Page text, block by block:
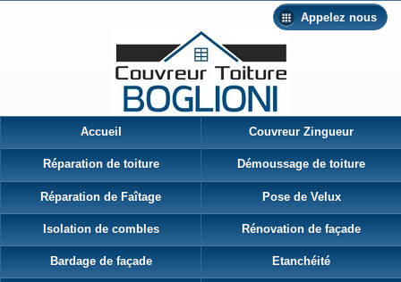
Appelez nous
Accueil Couvreur Zingueur
Réparation de toiture Démoussage de toiture
Réparation de Faîtage Pose de Velux
Isolation de combles Rénovation de façade
Bardage de façade Etanchéité